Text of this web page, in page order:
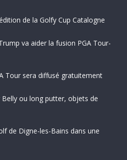
de la Golfy Cup Catalogne
va aider la fusion PGA Tour-
Tour sera diffusé gratuitement
Belly ou long putter, objets de
de Digne-les-Bains dans une